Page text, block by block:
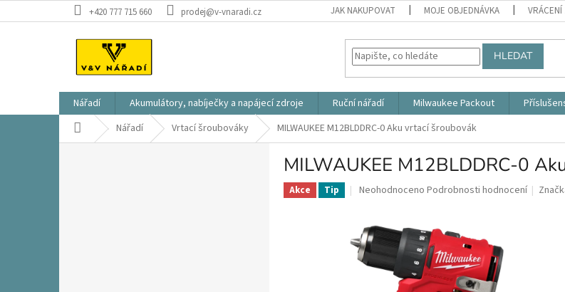
na
+420 777 715 660 prodej@v-vnaradi.cz JAK NAKUPOVAT MOJE OBJEDNÁVKA
HLEDAT
Nářadí Akumulátory, nabíječky a napájecí zdroje Ruční nářadí Milwaukee Packout
Domů Nářadí Vrtací šroubováky MILWAUKEE M12BLDDRC-0 Aku vrtací šroubovák
MILWAUKEE M12BLDDRC-0
Akce Tip
Průměrné
je
0,0
z
hvězdiček.
Neohodnoceno Podrobnosti hodnocení